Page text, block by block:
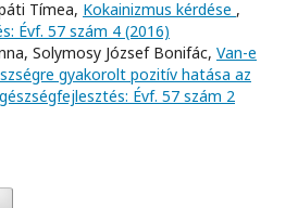
Tímea, Kokainizmus kérdése ,
Évf. 57 szám 4 (2016)
Solymosy József Bonifác, Van-e
gyakorolt pozitív hatása az
Évf. 57 szám 2